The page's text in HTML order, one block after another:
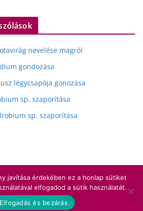
nevelése magról
gondozása
légycsapója gonozása
sp. szaporítása
sp. szaporítása
Hédihobbi. All rights reserved.
ThemeGrill. Powered by
javítása érdekében ez a honlap sütiket
elfogadod a sütik használatát.
Elfogadás és bezárás.